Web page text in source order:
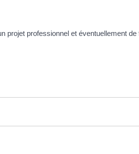
projet professionnel et éventuellement de